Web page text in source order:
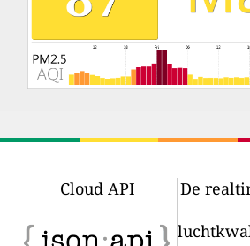
Cloud API
De